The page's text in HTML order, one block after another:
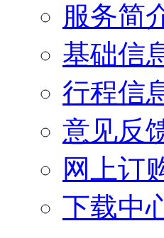
服务简
基础信
行程信
意见反
网上订
下载中